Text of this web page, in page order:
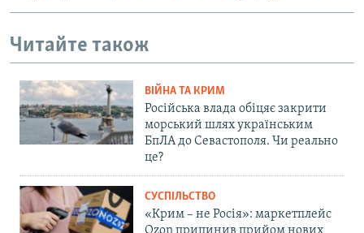
Читайте також
ВІЙНА ТА КРИМ
Російська влада обіцяє закрити
морський шлях українським
БпЛА до Севастополя. Чи реально
це?
СУСПІЛЬСТВО
«Крим – не Росія»: маркетплейс